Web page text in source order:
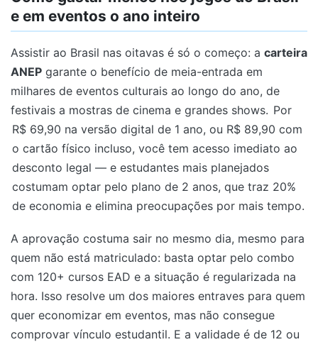
e em eventos o ano inteiro
Assistir ao Brasil nas oitavas é só o começo: a carteira
ANEP garante o benefício de meia-entrada em
milhares de eventos culturais ao longo do ano, de
festivais a mostras de cinema e grandes shows. Por
R$ 69,90 na versão digital de 1 ano, ou R$ 89,90 com
o cartão físico incluso, você tem acesso imediato ao
desconto legal — e estudantes mais planejados
costumam optar pelo plano de 2 anos, que traz 20%
de economia e elimina preocupações por mais tempo.
A aprovação costuma sair no mesmo dia, mesmo para
quem não está matriculado: basta optar pelo combo
com 120+ cursos EAD e a situação é regularizada na
hora. Isso resolve um dos maiores entraves para quem
quer economizar em eventos, mas não consegue
comprovar vínculo estudantil. E a validade é de 12 ou